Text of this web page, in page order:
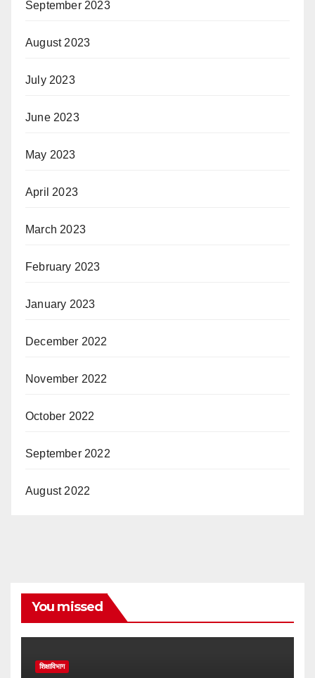
September 2023
August 2023
July 2023
June 2023
May 2023
April 2023
March 2023
February 2023
January 2023
December 2022
November 2022
October 2022
September 2022
August 2022
You missed
शिक्षाविभाग